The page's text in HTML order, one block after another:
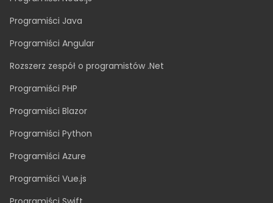
Nieruchomości
Handel elektroniczny
Logistyka
Sprzedaż biletów na wydarzenia
ZESPOŁY TECHNICZNE
Programiści Node.js
Programiści Java
Programiści Angular
Rozszerz zespół o programistów .Net
Programiści PHP